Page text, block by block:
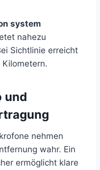
system
nahezu
Sichtlinie erreicht
und
nehmen
wahr. Ein
ermöglicht klare